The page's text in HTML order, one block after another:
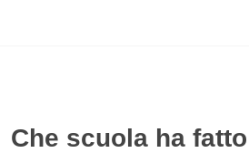
Che scuola ha